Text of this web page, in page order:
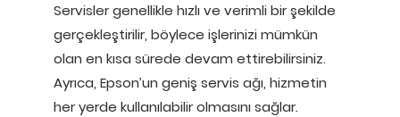
Servisler genellikle hızlı ve verimli bir şekilde
gerçekleştirilir, böylece işlerinizi mümkün
olan en kısa sürede devam ettirebilirsiniz.
Ayrıca, Epson’un geniş servis ağı, hizmetin
her yerde kullanılabilir olmasını sağlar.